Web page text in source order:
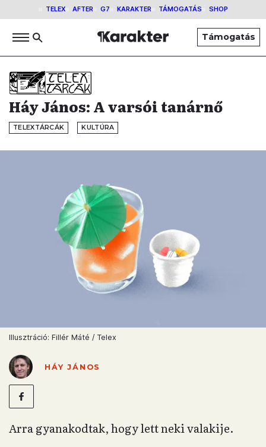
TELEX AFTER G7 KARAKTER TÁMOGATÁS SHOP
Támogatás
Háy János: A varsói tanárnő
TELEXTÁRCÁK KULTÚRA
Illusztráció: Fillér Máté / Telex
HÁY JÁNOS
Arra gyanakodtak, hogy lett neki valakije.